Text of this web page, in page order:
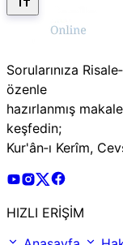
Sorularınıza
özenle
hazırlanmış
keşfedin;
Kur'ân‑ı Kerîm,
Risale Online
Risale Online
Risale
HIZLI ERİŞİM